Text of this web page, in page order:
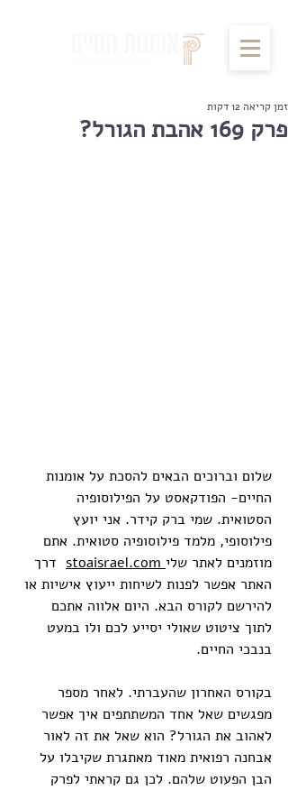
פרק 169 אהבת הגורל?
זמן קריאה 12 דקות
שלום וברוכים הבאים להסכת על אומנות
החיים- הפודקאסט על הפילוסופיה
הסטואית. שמי ברק קידר. אני יועץ
פילוסופי, מלמד פילוסופיה סטואית. אתם
מוזמנים לאתר שלי stoaisrael.com דרך
האתר אפשר לפנות לשיחות ייעוץ אישיות או
להירשם לקורס הבא. היום אלווה אתכם
לתוך ציטוט שאולי יסייע לכם ולו במעט
בנבכי החיים.
בקורס האחרון שהעברתי. לאחר מספר
מפגשים שאל אחד המשתתפים איך אפשר
לאהוב את הגורל? הוא שאל את זה לאור
אבחנה רפואית מאוד מאתגרת שקיבלו על
הבן הפעוט שלהם. לכן גם קראתי לפרק